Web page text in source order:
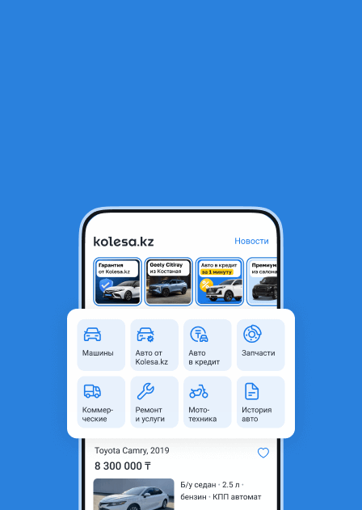
РУЛЕВАЯ РЕЙКА НА АВТОМОБИЛИ ХУНДАЙ HYUNDAI GRANDEUR
Алматы, Алматинская
область
Новая
Возможна рассрочка или
Да